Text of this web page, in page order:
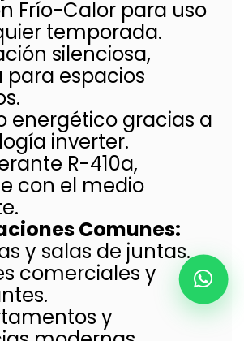
Frío-Calor para uso
temporada.
silenciosa,
espacios
energético gracias a
inverter.
R-410a,
con el medio
Comunes:
y salas de juntas.
comerciales y
y